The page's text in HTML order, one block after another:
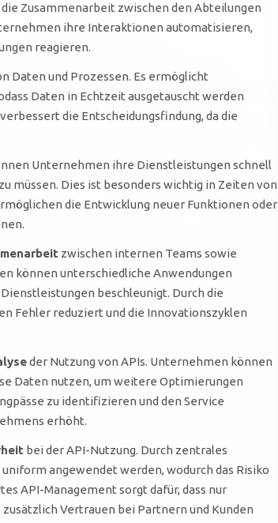
Zusammenarbeit zwischen den Abteilungen
ihre Interaktionen automatisieren,
reagieren.
Daten und Prozessen. Es ermöglicht
Daten in Echtzeit ausgetauscht werden
die Entscheidungsfindung, da die
Unternehmen ihre Dienstleistungen schnell
müssen. Dies ist besonders wichtig in Zeiten von
die Entwicklung neuer Funktionen oder
zwischen internen Teams sowie
können unterschiedliche Anwendungen
beschleunigt. Durch die
Fehler reduziert und die Innovationszyklen
der Nutzung von APIs. Unternehmen können
Daten nutzen, um weitere Optimierungen
zu identifizieren und den Service
erhöht.
bei der API-Nutzung. Durch zentrales
angewendet werden, wodurch das Risiko
API-Management sorgt dafür, dass nur
Vertrauen bei Partnern und Kunden